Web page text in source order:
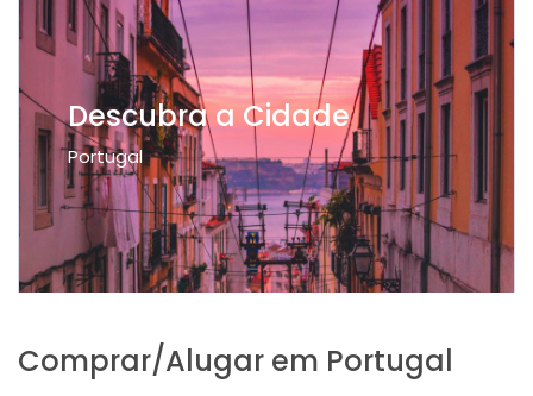
Descubra a Cidade
Portugal
Comprar/Alugar em Portugal